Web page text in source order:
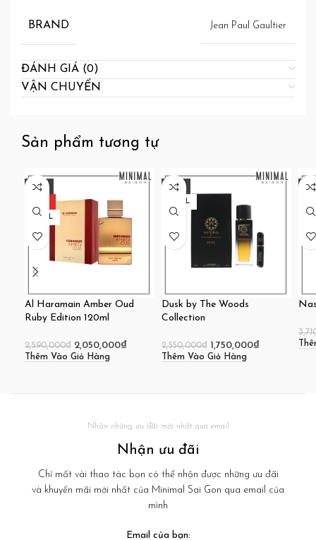
BRAND Jean Paul Gaultier
ĐÁNH GIÁ (0)
VẬN CHUYỂN
Sản phẩm tương tự
-21%
120ML
Al Haramain Amber Oud
Ruby Edition 120ml
2,590,000₫ 2,050,000₫
Thêm Vào Giỏ Hàng
-31%
100ML
Dusk by The Woods
Collection
2,550,000₫ 1,750,000₫
Thêm Vào Giỏ Hàng
-
Nhận những ưu đãi mới nhất qua email
Nhận ưu đãi
Chỉ mất vài thao tác bạn có thể nhận được những ưu đãi
và khuyến mãi mới nhất của Minimal Sai Gon qua email của
mình
Email của bạn: